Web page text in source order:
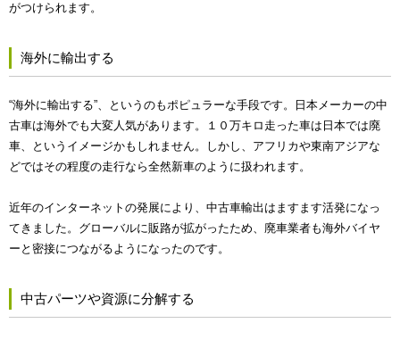
がつけられます。
海外に輸出する
“海外に輸出する”、というのもポピュラーな手段です。日本メーカーの中
古車は海外でも大変人気があります。１０万キロ走った車は日本では廃
車、というイメージかもしれません。しかし、アフリカや東南アジアな
どではその程度の走行なら全然新車のように扱われます。
近年のインターネットの発展により、中古車輸出はますます活発になっ
てきました。グローバルに販路が拡がったため、廃車業者も海外バイヤ
ーと密接につながるようになったのです。
中古パーツや資源に分解する